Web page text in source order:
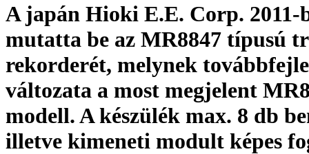
A japán Hioki E.E. Corp. 2011-
mutatta be az MR8847 típusú
rekorderét, melynek
változata a most megjelent
modell. A készülék max. 8 db
illetve kimeneti modult képes